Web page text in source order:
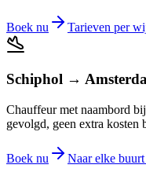
Boek nu Tarieven per
Schiphol →
Chauffeur met naambord
gevolgd, geen extra kosten
Boek nu
Naar elke